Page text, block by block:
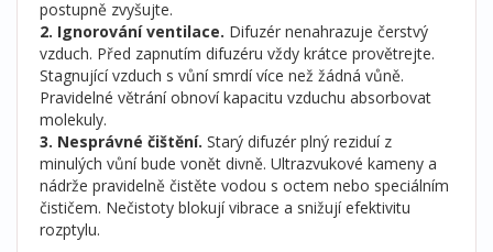
postupně zvyšujte.
2. Ignorování ventilace. Difuzér nenahrazuje čerstvý
vzduch. Před zapnutím difuzéru vždy krátce provětrejte.
Stagnující vzduch s vůní smrdí více než žádná vůně.
Pravidelné větrání obnoví kapacitu vzduchu absorbovat
molekuly.
3. Nesprávné čištění. Starý difuzér plný reziduí z
minulých vůní bude vonět divně. Ultrazvukové kameny a
nádrže pravidelně čistěte vodou s octem nebo speciálním
čističem. Nečistoty blokují vibrace a snižují efektivitu
rozptylu.